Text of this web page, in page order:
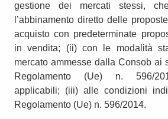
gestione dei mercati stessi,
l’abbinamento diretto delle
acquisto con predeterminate
in vendita; (ii) con le modalità
mercato ammesse dalla Consob ai
Regolamento (Ue) n. 596/
applicabili; (iii) alle condizioni
Regolamento (Ue) n. 596/2014.